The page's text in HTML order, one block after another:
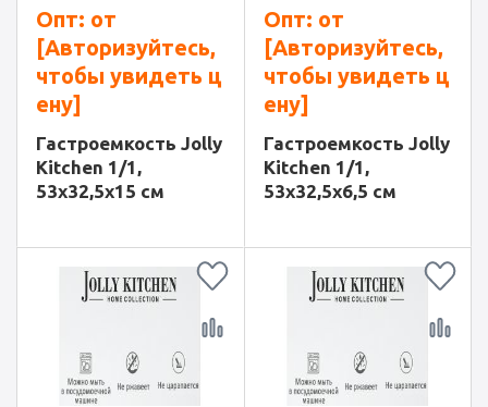
Опт: от
[Авторизуйтесь,
чтобы увидеть ц
ену]
Гастроемкость Jolly
Kitchen 1/1,
53х32,5х15 см
Опт: от
[Авторизуйтесь,
чтобы увидеть ц
ену]
Гастроемкость Jolly
Kitchen 1/1,
53х32,5х6,5 см